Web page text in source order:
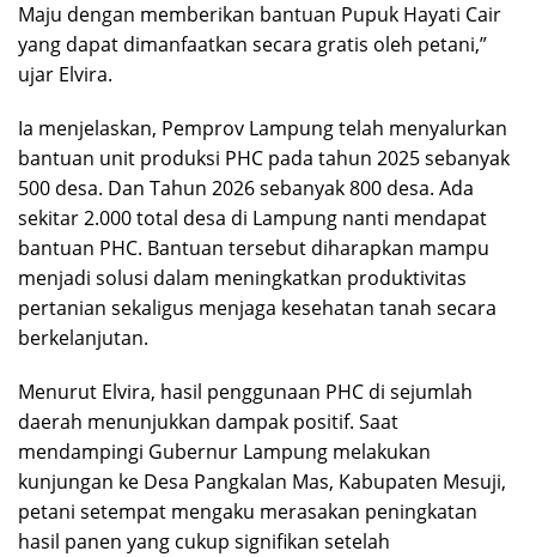
Maju dengan memberikan bantuan Pupuk Hayati Cair
yang dapat dimanfaatkan secara gratis oleh petani,”
ujar Elvira.
Ia menjelaskan, Pemprov Lampung telah menyalurkan
bantuan unit produksi PHC pada tahun 2025 sebanyak
500 desa. Dan Tahun 2026 sebanyak 800 desa. Ada
sekitar 2.000 total desa di Lampung nanti mendapat
bantuan PHC. Bantuan tersebut diharapkan mampu
menjadi solusi dalam meningkatkan produktivitas
pertanian sekaligus menjaga kesehatan tanah secara
berkelanjutan.
Menurut Elvira, hasil penggunaan PHC di sejumlah
daerah menunjukkan dampak positif. Saat
mendampingi Gubernur Lampung melakukan
kunjungan ke Desa Pangkalan Mas, Kabupaten Mesuji,
petani setempat mengaku merasakan peningkatan
hasil panen yang cukup signifikan setelah